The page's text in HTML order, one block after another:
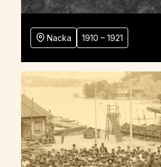
Nacka 1910 – 1921